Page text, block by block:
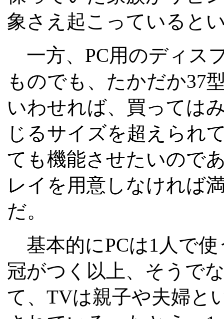
象さえ起こっていると
一方、PC用のディス
ものでも、たかだか37
いわせれば、買っては
じるサイズを超えられ
ても機能させたいので
レイを用意しなければ
だ。
基本的にPCは1人で
冠がつく以上、そうで
て、TVは親子や夫婦と